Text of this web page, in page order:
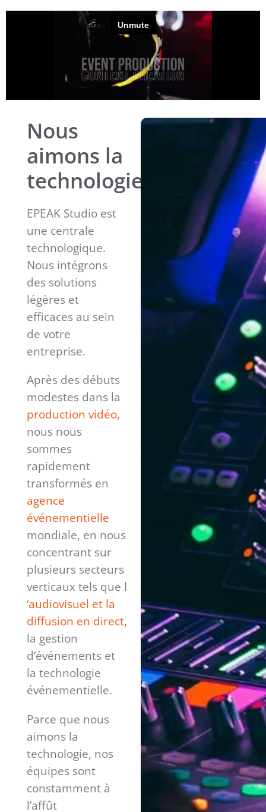
Nous
aimons la
technologie
EPEAK Studio est
une centrale
technologique.
Nous intégrons
des solutions
légères et
efficaces au sein
de votre
entreprise.
Après des débuts
modestes dans la
production vidéo,
nous nous
sommes
rapidement
transformés en
agence
événementielle
mondiale, en nous
concentrant sur
plusieurs secteurs
verticaux tels que l
‘audiovisuel et la
diffusion en direct,
la gestion
d’événements et
la technologie
événementielle.
Parce que nous
aimons la
technologie, nos
équipes sont
constamment à
l’affût